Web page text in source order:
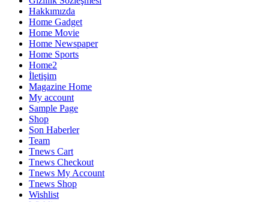
Hakkımızda
Home Gadget
Home Movie
Home Newspaper
Home Sports
Home2
İletişim
Magazine Home
My account
Sample Page
Shop
Son Haberler
Team
Tnews Cart
Tnews Checkout
Tnews My Account
Tnews Shop
Wishlist